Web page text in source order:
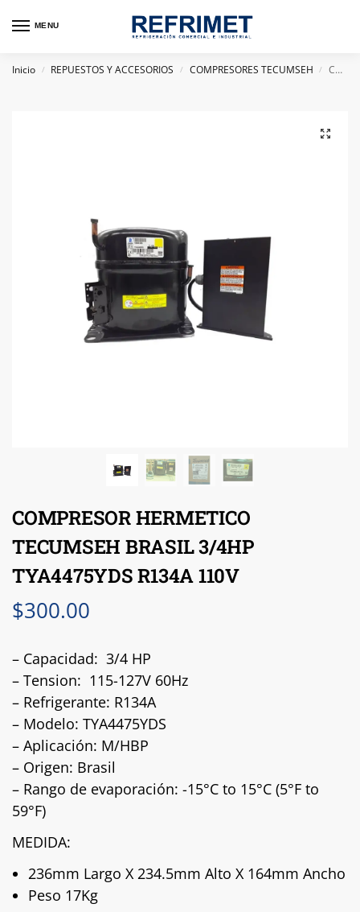
MENU
Inicio / REPUESTOS Y ACCESORIOS / COMPRESORES TECUMSEH / COMPRESOR HERMETICO TECUMSEH BRASIL 3/4HP TYA4475YDS R134A 110V
COMPRESOR HERMETICO
TECUMSEH BRASIL 3/4HP
TYA4475YDS R134A 110V
$300.00
– Capacidad: 3/4 HP
– Tension: 115-127V 60Hz
– Refrigerante: R134A
– Modelo: TYA4475YDS
– Aplicación: M/HBP
– Origen: Brasil
– Rango de evaporación: -15°C to 15°C (5°F to
59°F)
MEDIDA:
236mm Largo X 234.5mm Alto X 164mm Ancho
Peso 17Kg